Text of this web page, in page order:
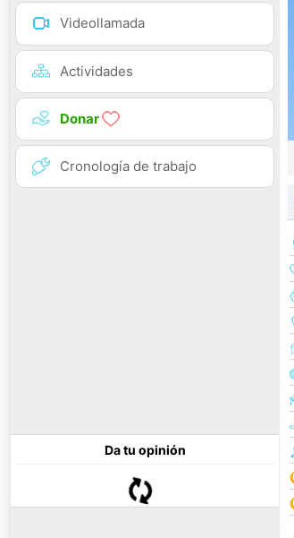
Videollamada
Actividades
Donar
Cronología de trabajo
Da tu opinión